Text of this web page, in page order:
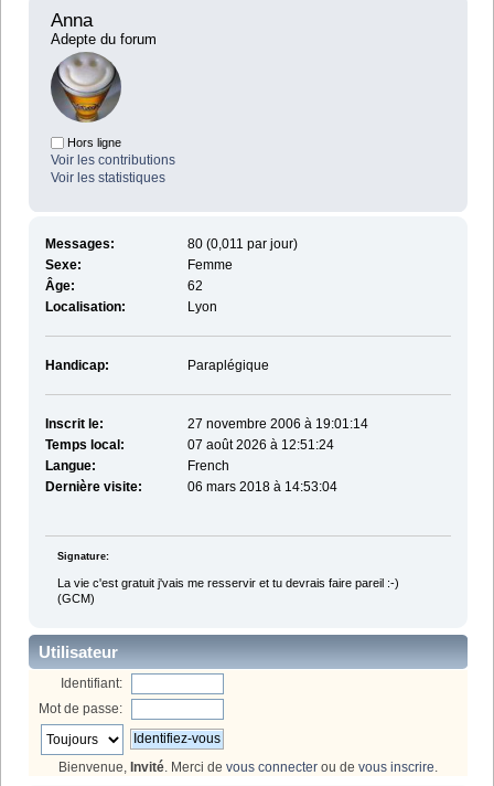
Anna
Adepte du forum
Hors ligne
Voir les contributions
Voir les statistiques
Messages:
80 (0,011 par jour)
Sexe:
Femme
Âge:
62
Localisation:
Lyon
Handicap: Paraplégique
Inscrit le:
27 novembre 2006 à 19:01:14
Temps local:
07 août 2026 à 12:51:24
Langue:
French
Dernière visite:
06 mars 2018 à 14:53:04
Signature:
La vie c'est gratuit j'vais me resservir et tu devrais faire pareil :-)
(GCM)
Utilisateur
Identifiant:
Mot de passe:
Bienvenue, Invité. Merci de vous connecter ou de vous inscrire.